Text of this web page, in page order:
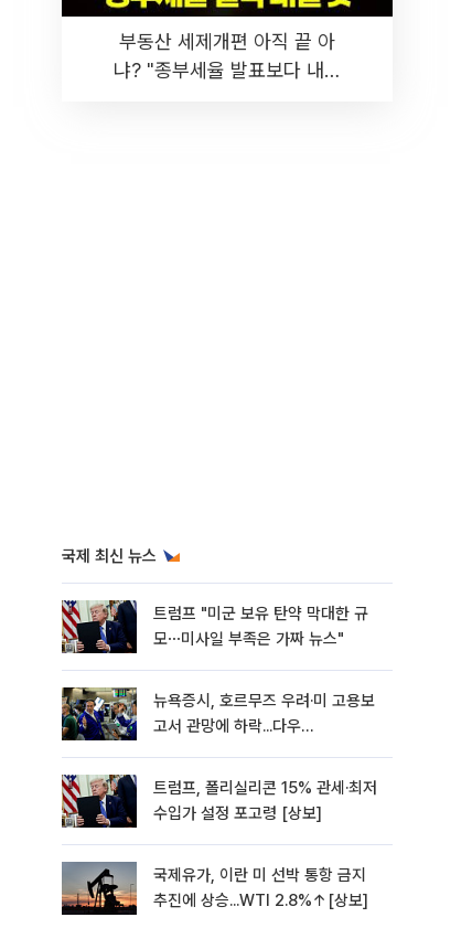
부동산 세제개편 아직 끝 아
냐? "종부세율 발표보다 내릴
국제 최신 뉴스
트럼프 "미군 보유 탄약 막대한 규
모⋯미사일 부족은 가짜 뉴스"
뉴욕증시, 호르무즈 우려·미 고용보
고서 관망에 하락...다우
트럼프, 폴리실리콘 15% 관세·최저
수입가 설정 포고령 [상보]
국제유가, 이란 미 선박 통항 금지
추진에 상승...WTI 2.8%↑[상보]